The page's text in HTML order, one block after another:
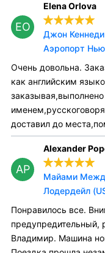
EO
Elena Orlova
Джон
Аэропорт
Очень довольна.
как английским
доставил до
AP
Alexander
Майами
Лодердейл
Понравилось все.
предупредительный,
Владимир. Машина